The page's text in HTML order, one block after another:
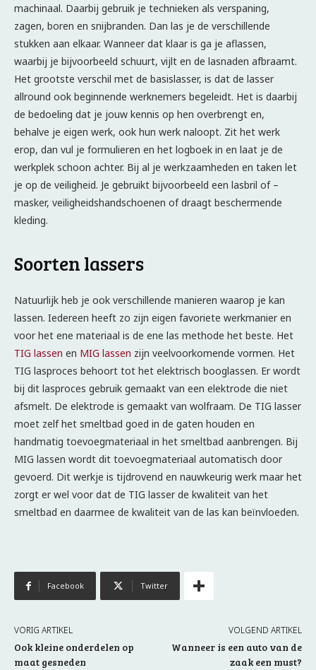
machinaal. Daarbij gebruik je technieken als verspaning,
zagen, boren en snijbranden. Dan las je de verschillende
stukken aan elkaar. Wanneer dat klaar is ga je aflassen,
waarbij je bijvoorbeeld schuurt, vijlt en de lasnaden afbraamt.
Het grootste verschil met de basislasser, is dat de lasser
allround ook beginnende werknemers begeleidt. Het is daarbij
de bedoeling dat je jouw kennis op hen overbrengt en,
behalve je eigen werk, ook hun werk naloopt. Zit het werk
erop, dan vul je formulieren en het logboek in en laat je de
werkplek schoon achter. Bij al je werkzaamheden en taken let
je op de veiligheid. Je gebruikt bijvoorbeeld een lasbril of –
masker, veiligheidshandschoenen of draagt beschermende
kleding.
Soorten lassers
Natuurlijk heb je ook verschillende manieren waarop je kan
lassen. Iedereen heeft zo zijn eigen favoriete werkmanier en
voor het ene materiaal is de ene las methode het beste. Het
TIG lassen en MIG lassen zijn veelvoorkomende vormen. Het
TIG lasproces behoort tot het elektrisch booglassen. Er wordt
bij dit lasproces gebruik gemaakt van een elektrode die niet
afsmelt. De elektrode is gemaakt van wolfraam. De TIG lasser
moet zelf het smeltbad goed in de gaten houden en
handmatig toevoegmateriaal in het smeltbad aanbrengen. Bij
MIG lassen wordt dit toevoegmateriaal automatisch door
gevoerd. Dit werkje is tijdrovend en nauwkeurig werk maar het
zorgt er wel voor dat de TIG lasser de kwaliteit van het
smeltbad en daarmee de kwaliteit van de las kan beïnvloeden.
Facebook Twitter
VORIG ARTIKEL
Ook kleine onderdelen op
maat gesneden
VOLGEND ARTIKEL
Wanneer is een auto van de
zaak een must?